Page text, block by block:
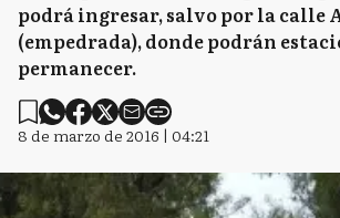
podrá ingresar, salvo por la calle
(empedrada), donde podrán
permanecer.
8 de marzo de 2016 | 04:21